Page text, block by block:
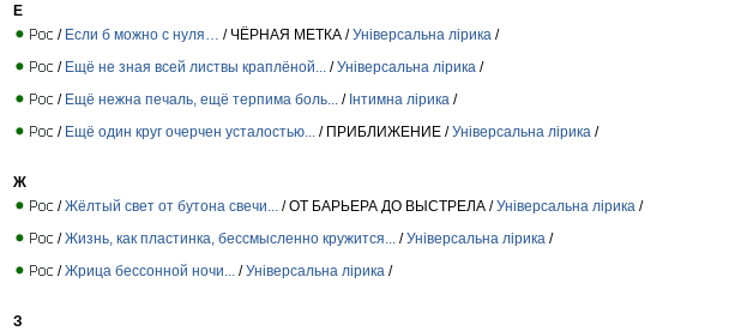
Е
/ Если б можно с нуля… / ЧЁРНАЯ МЕТКА /Універсальна лірика /
/ Ещё не зная всей листвы краплёной... /Універсальна лірика /
/ Ещё нежна печаль, ещё терпима боль... / Інтимна лірика /
/ Ещё один круг очерчен усталостью... / ПРИБЛИЖЕНИЕ /Універсальна лірика /
Ж
/Жёлтый свет от бутона свечи... / ОТ БАРЬЕРА ДО ВЫСТРЕЛА /Універсальна лірика /
/Жизнь, как пластинка, бессмысленно кружится... /Універсальна лірика /
/Жрица бессонной ночи... /Універсальна лірика /
З